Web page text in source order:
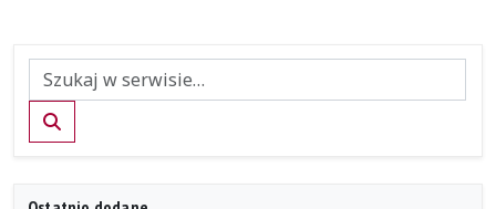
Szukaj